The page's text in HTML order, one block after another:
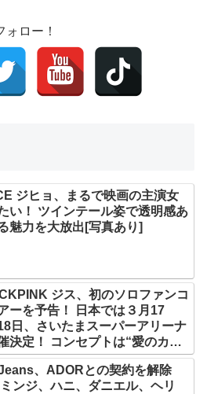
ロー！
ジヒョ、まるで映画の主演女
い！ ツインテール姿で透明感あ
魅力を大放出[写真あり]
ジス、初のソロファンコ
ーを予告！ 日本では３月17
日、さいたまスーパーアリーナ
決定！ コンセプトは“愛のカケ
？ 14日には新アルバム
』もリリース
、ADORとの契約を解除
ンジ、ハニ、ダニエル、ヘリ